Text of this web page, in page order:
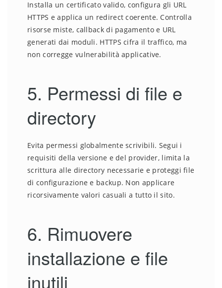
Installa un certificato valido, configura gli URL
HTTPS e applica un redirect coerente. Controlla
risorse miste, callback di pagamento e URL
generati dai moduli. HTTPS cifra il traffico, ma
non corregge vulnerabilità applicative.
5. Permessi di file e
directory
Evita permessi globalmente scrivibili. Segui i
requisiti della versione e del provider, limita la
scrittura alle directory necessarie e proteggi file
di configurazione e backup. Non applicare
ricorsivamente valori casuali a tutto il sito.
6. Rimuovere
installazione e file
inutili